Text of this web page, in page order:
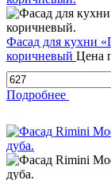
Фасад для кухни
коричневый Цена
Подробнее